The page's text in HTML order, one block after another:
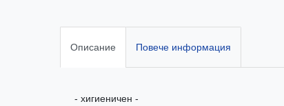
Описание Повече информация
- хигиеничен -